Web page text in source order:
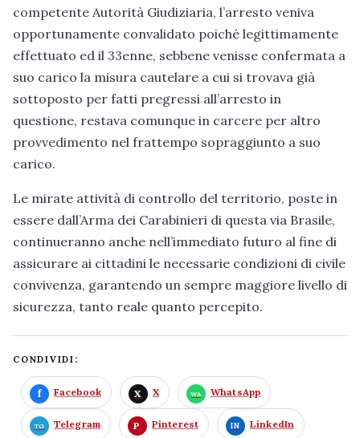
competente Autorità Giudiziaria, l’arresto veniva
opportunamente convalidato poiché legittimamente
effettuato ed il 33enne, sebbene venisse confermata a
suo carico la misura cautelare a cui si trovava già
sottoposto per fatti pregressi all’arresto in
questione, restava comunque in carcere per altro
provvedimento nel frattempo sopraggiunto a suo
carico.
Le mirate attività di controllo del territorio, poste in
essere dall’Arma dei Carabinieri di questa via Brasile,
continueranno anche nell’immediato futuro al fine di
assicurare ai cittadini le necessarie condizioni di civile
convivenza, garantendo un sempre maggiore livello di
sicurezza, tanto reale quanto percepito.
CONDIVIDI:
Facebook X WhatsApp
Telegram Pinterest LinkedIn